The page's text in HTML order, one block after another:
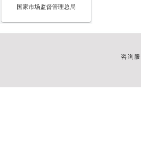
国家市场监督管理总局
咨询